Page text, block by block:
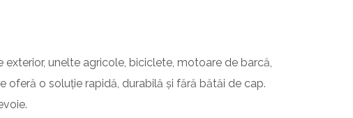
unelte agricole, biciclete, motoare de barcă,
o soluție rapidă, durabilă și fără bătăi de cap.